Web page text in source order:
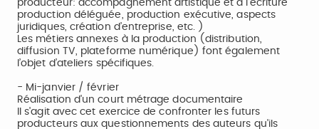
producteur: accompagnement artistique et à l’écriture
production déléguée, production exécutive, aspects
juridiques, création d’entreprise, etc. )
Les métiers annexes à la production (distribution,
diffusion TV, plateforme numérique) font également
l’objet d’ateliers spécifiques.
- Mi-janvier / février
Réalisation d'un court métrage documentaire
Il s'agit avec cet exercice de confronter les futurs
producteurs aux questionnements des auteurs qu'ils